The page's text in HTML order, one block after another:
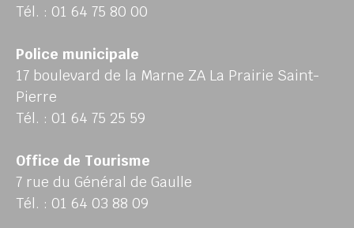
Tél. : 01 64 75 80 00
Police municipale
17 boulevard de la Marne ZA La Prairie Saint-
Pierre
Tél. : 01 64 75 25 59
Office de Tourisme
7 rue du Général de Gaulle
Tél. : 01 64 03 88 09